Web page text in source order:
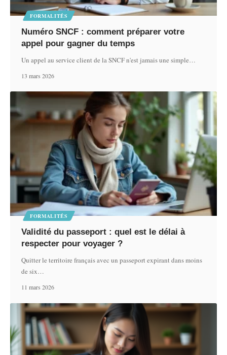
FORMALITÉS
Numéro SNCF : comment préparer votre
appel pour gagner du temps
Un appel au service client de la SNCF n'est jamais une simple…
13 mars 2026
FORMALITÉS
Validité du passeport : quel est le délai à
respecter pour voyager ?
Quitter le territoire français avec un passeport expirant dans moins
de six…
11 mars 2026